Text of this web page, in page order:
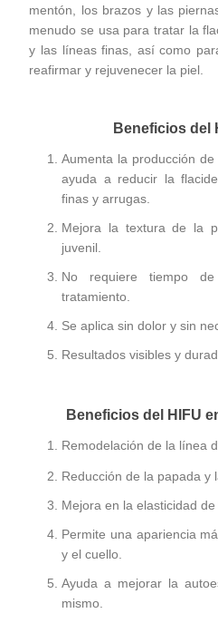
mentón, los brazos y las
menudo se usa para tratar la
y las líneas finas, así como
reafirmar y rejuvenecer la piel.
Beneficios del
Aumenta la producción
ayuda a reducir la
finas y arrugas.
Mejora la textura de la
juvenil.
No requiere tiempo
tratamiento.
Se aplica sin dolor y sin
Resultados visibles y
Beneficios del HIFU
Remodelación de la línea
Reducción de la papada y
Mejora en la elasticidad de
Permite una apariencia
y el cuello.
Ayuda a mejorar la
mismo.